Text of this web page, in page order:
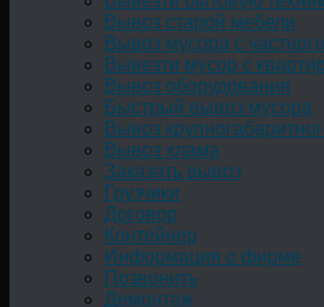
Вывоз старой мебели
Вывоз мусора с
Вывезти мусор с
Вывоз оборудования
Быстрый вывоз мусора
Вывоз
Вывоз хлама
Заказать вывоз
Грузчики
Договор
Контейнер
Информация о фирме
Позвонить
Демонтаж